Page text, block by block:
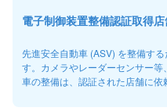
電子制御装置整備認証取得
先進安全自動車 (ASV) を整備す
す。カメラやレーダーセンサー
車の整備は、認証された店舗に依